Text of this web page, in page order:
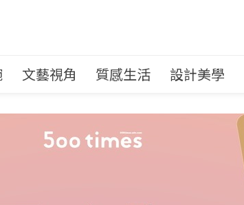
文藝視角 質感生活 設計美學